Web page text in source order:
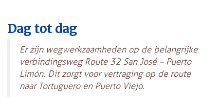
Dag tot dag
Er zijn wegwerkzaamheden op de belangrijke
verbindingsweg Route 32 San José – Puerto
Limón. Dit zorgt voor vertraging op de route
naar Tortuguero en Puerto Viejo.